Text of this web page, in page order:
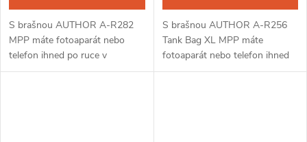
S brašnou AUTHOR A-R282
MPP máte fotoaparát nebo
telefon ihned po ruce v
jakékoliv situaci. Poskytuje
S brašnou AUTHOR A-R256
Tank Bag XL MPP máte
fotoaparát nebo telefon ihned
po ruce v jakékoliv situaci.